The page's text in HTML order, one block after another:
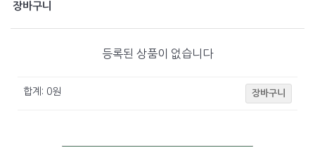
장바구니
등록된 상품이 없습니다
합계: 0원 장바구니